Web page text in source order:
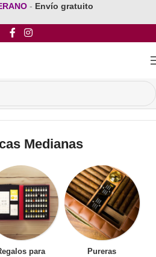
- Envío gratuito
/Vinotecas Medianas
Medianas
para
Pureras